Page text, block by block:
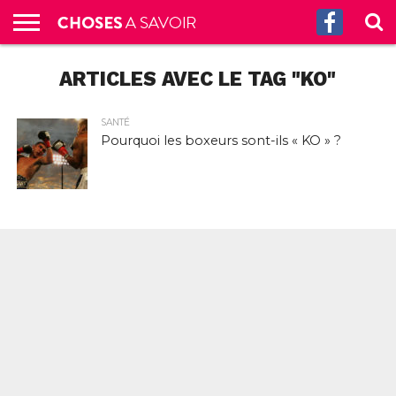
CULTURE
SCIENCES
SANTÉ
HISTOIRE
ÉCONOMIE
INCROYABLE
TECH
AUTRES
S’ABONNER
AUX
CONTACT
PROPOS
ARTICLES AVEC LE TAG "KO"
SANTÉ
Pourquoi les boxeurs sont-ils « KO » ?